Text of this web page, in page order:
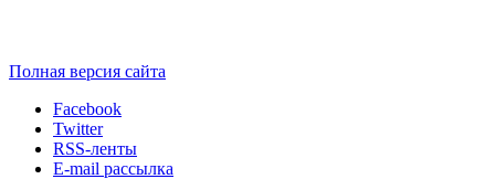
Полная версия сайта
Facebook
Twitter
RSS-ленты
E-mail рассылка